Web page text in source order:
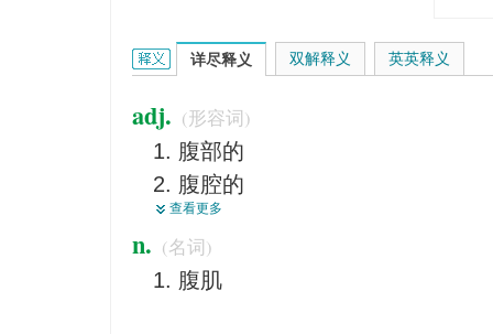
abdominal的英文翻译是什么意思，词典释义与在线
详尽释义
adj. (形容词)
腹部的
腹腔的
【鱼】有腹鳍的
腹式的
位于腹部的
查看更多
n. (名词)
腹肌
双解释义 英英释义